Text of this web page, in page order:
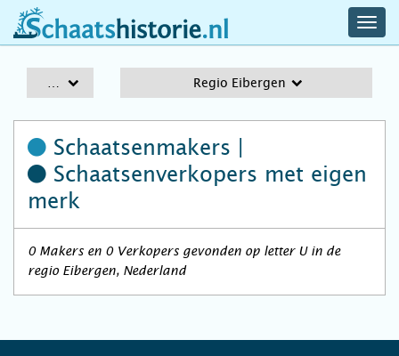
schaatshistorie.nl
Regio Eibergen
Schaatsenmakers |
Schaatsenverkopers met eigen
merk
0 Makers en 0 Verkopers gevonden op letter U in de
regio Eibergen, Nederland